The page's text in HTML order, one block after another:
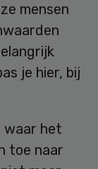
mensen
je hier, bij
waar het
toe naar